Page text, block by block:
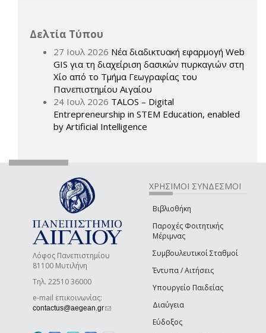
Δελτία Τύπου
27 Ιουλ 2026 Νέα διαδικτυακή εφαρμογή Web
GIS για τη διαχείριση δασικών πυρκαγιών στη
Χίο από το Τμήμα Γεωγραφίας του
Πανεπιστημίου Αιγαίου
24 Ιουλ 2026 TALOS – Digital
Entrepreneurship in STEM Education, enabled
by Artificial Intelligence
Λόφος Πανεπιστημίου
81100 Μυτιλήνη
Τηλ. 22510 36000
e-mail επικοινωνίας:
contactus@aegean.gr(link sends e-mail)
ΧΡΗΣΙΜΟΙ ΣΥΝΔΕΣΜΟΙ
Βιβλιοθήκη
Παροχές Φοιτητικής
Μέριμνας
Συμβουλευτικοί Σταθμοί
Έντυπα / Αιτήσεις
Υπουργείο Παιδείας
Διαύγεια
Εύδοξος